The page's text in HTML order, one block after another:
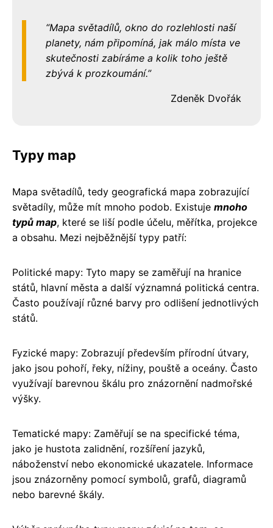
Mapa světadílů, okno do rozlehlosti naší
planety, nám připomíná, jak málo místa ve
skutečnosti zabíráme a kolik toho ještě
zbývá k prozkoumání.
Zdeněk Dvořák
Typy map
Mapa světadílů, tedy geografická mapa zobrazující
světadíly, může mít mnoho podob. Existuje mnoho
typů map, které se liší podle účelu, měřítka, projekce
a obsahu. Mezi nejběžnější typy patří:
Politické mapy: Tyto mapy se zaměřují na hranice
států, hlavní města a další významná politická centra.
Často používají různé barvy pro odlišení jednotlivých
států.
Fyzické mapy: Zobrazují především přírodní útvary,
jako jsou pohoří, řeky, nížiny, pouště a oceány. Často
využívají barevnou škálu pro znázornění nadmořské
výšky.
Tematické mapy: Zaměřují se na specifické téma,
jako je hustota zalidnění, rozšíření jazyků,
náboženství nebo ekonomické ukazatele. Informace
jsou znázorněny pomocí symbolů, grafů, diagramů
nebo barevné škály.